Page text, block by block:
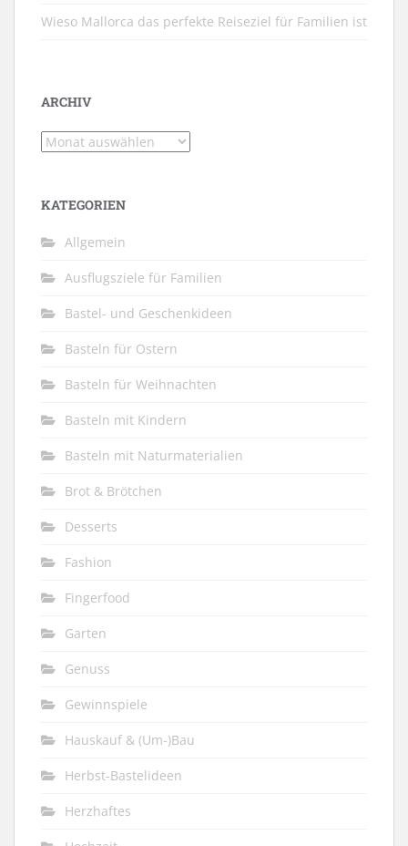
Wieso Mallorca das perfekte Reiseziel für Familien ist
ARCHIV
Archiv
KATEGORIEN
Allgemein
Ausflugsziele für Familien
Bastel- und Geschenkideen
Basteln für Ostern
Basteln für Weihnachten
Basteln mit Kindern
Basteln mit Naturmaterialien
Brot & Brötchen
Desserts
Fashion
Fingerfood
Garten
Genuss
Gewinnspiele
Hauskauf & (Um-)Bau
Herbst-Bastelideen
Herzhaftes